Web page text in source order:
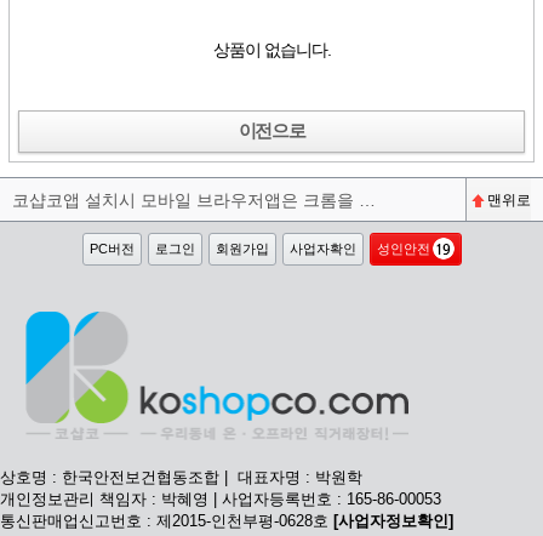
상품이 없습니다.
이전으로
맨위로
PC버전 로그인 회원가입 사업자확인 성인안전
상호명 : 한국안전보건협동조합 | 대표자명 : 박원학
개인정보관리 책임자 : 박혜영 | 사업자등록번호 : 165-86-00053
통신판매업신고번호 : 제2015-인천부평-0628호 [사업자정보확인]